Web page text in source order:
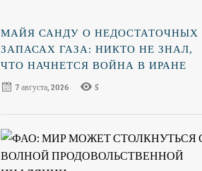
МАЙЯ САНДУ О НЕДОСТАТОЧНЫХ
ЗАПАСАХ ГАЗА: НИКТО НЕ ЗНАЛ,
ЧТО НАЧНЕТСЯ ВОЙНА В ИРАНЕ
7 августа, 2026
5